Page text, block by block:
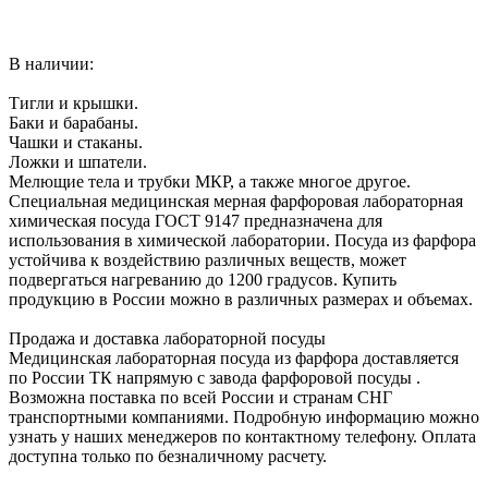
В наличии:
Тигли и крышки.
Баки и барабаны.
Чашки и стаканы.
Ложки и шпатели.
Мелющие тела и трубки МКР, а также многое другое.
Специальная медицинская мерная фарфоровая лабораторная
химическая посуда ГОСТ 9147 предназначена для
использования в химической лаборатории. Посуда из фарфора
устойчива к воздействию различных веществ, может
подвергаться нагреванию до 1200 градусов. Купить
продукцию в России можно в различных размерах и объемах.
Продажа и доставка лабораторной посуды
Медицинская лабораторная посуда из фарфора доставляется
по России ТК напрямую с завода фарфоровой посуды .
Возможна поставка по всей России и странам СНГ
транспортными компаниями. Подробную информацию можно
узнать у наших менеджеров по контактному телефону. Оплата
доступна только по безналичному расчету.